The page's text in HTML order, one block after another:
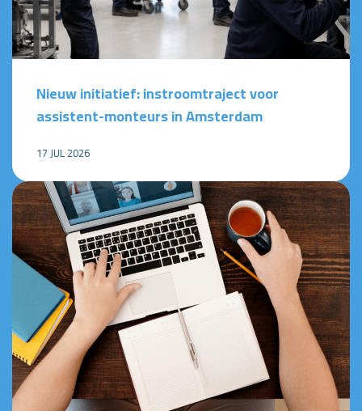
Nieuw initiatief: instroomtraject voor
assistent-monteurs in Amsterdam
17 JUL 2026